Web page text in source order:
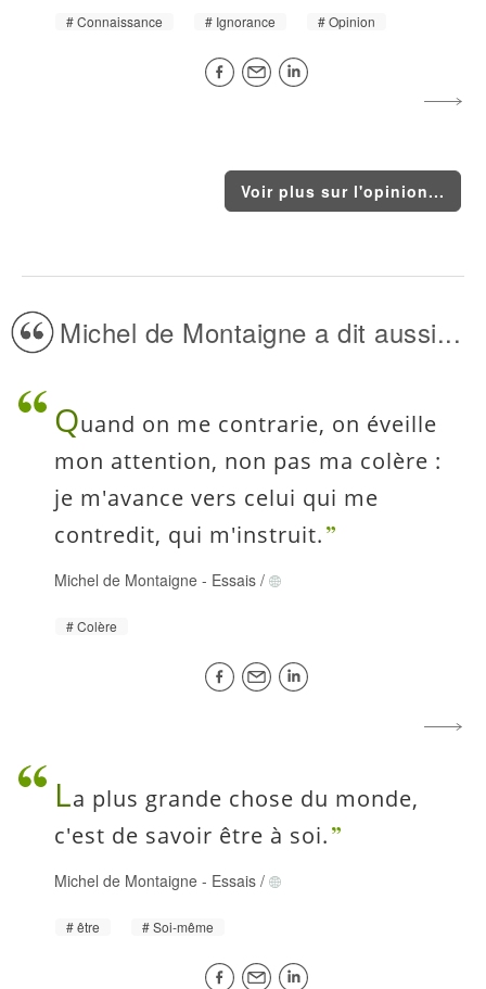
Connaissance Ignorance Opinion
Voir plus sur l'opinion...
Michel de Montaigne a dit aussi...
Quand on me contrarie, on éveille
mon attention, non pas ma colère :
je m'avance vers celui qui me
contredit, qui m'instruit.
Michel de Montaigne - Essais /
Colère
La plus grande chose du monde,
c'est de savoir être à soi.
Michel de Montaigne - Essais /
être Soi-même